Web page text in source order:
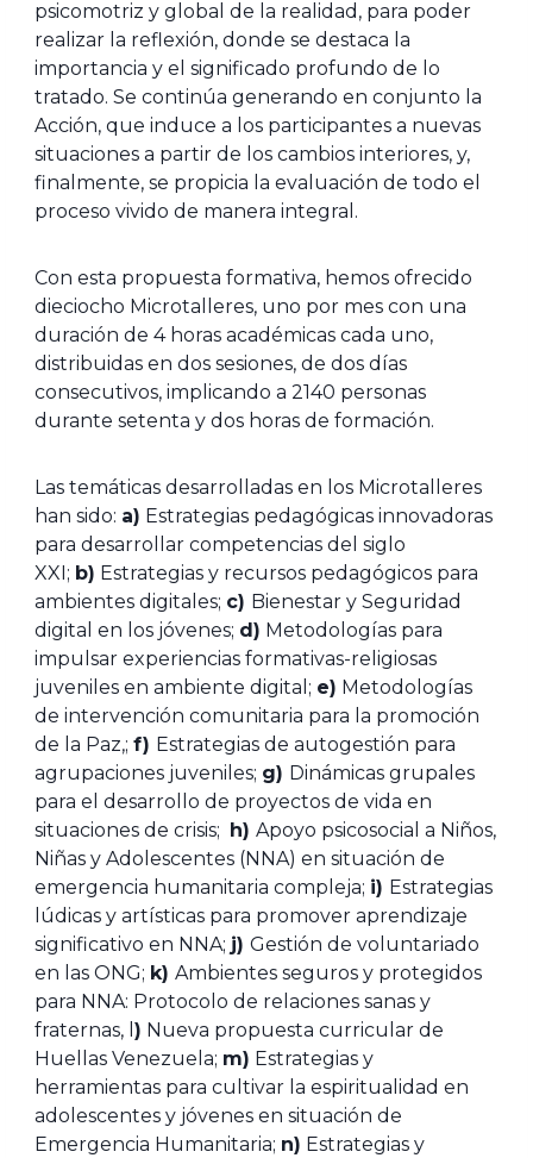
psicomotriz y global de la realidad, para poder
realizar la reflexión, donde se destaca la
importancia y el significado profundo de lo
tratado. Se continúa generando en conjunto la
Acción, que induce a los participantes a nuevas
situaciones a partir de los cambios interiores, y,
finalmente, se propicia la evaluación de todo el
proceso vivido de manera integral.
Con esta propuesta formativa, hemos ofrecido
dieciocho Microtalleres, uno por mes con una
duración de 4 horas académicas cada uno,
distribuidas en dos sesiones, de dos días
consecutivos, implicando a 2140 personas
durante setenta y dos horas de formación.
Las temáticas desarrolladas en los Microtalleres
han sido: a) Estrategias pedagógicas innovadoras
para desarrollar competencias del siglo
XXI; b) Estrategias y recursos pedagógicos para
ambientes digitales; c) Bienestar y Seguridad
digital en los jóvenes; d) Metodologías para
impulsar experiencias formativas-religiosas
juveniles en ambiente digital; e) Metodologías
de intervención comunitaria para la promoción
de la Paz,; f) Estrategias de autogestión para
agrupaciones juveniles; g) Dinámicas grupales
para el desarrollo de proyectos de vida en
situaciones de crisis; h) Apoyo psicosocial a Niños,
Niñas y Adolescentes (NNA) en situación de
emergencia humanitaria compleja; i) Estrategias
lúdicas y artísticas para promover aprendizaje
significativo en NNA; j) Gestión de voluntariado
en las ONG; k) Ambientes seguros y protegidos
para NNA: Protocolo de relaciones sanas y
fraternas, l ) Nueva propuesta curricular de
Huellas Venezuela; m) Estrategias y
herramientas para cultivar la espiritualidad en
adolescentes y jóvenes en situación de
Emergencia Humanitaria; n) Estrategias y